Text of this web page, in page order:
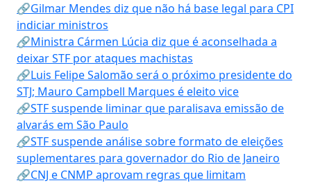
🔗Gilmar Mendes diz que não há base legal para CPI
indiciar ministros
🔗Ministra Cármen Lúcia diz que é aconselhada a
deixar STF por ataques machistas
🔗Luis Felipe Salomão será o próximo presidente do
STJ; Mauro Campbell Marques é eleito vice
🔗STF suspende liminar que paralisava emissão de
alvarás em São Paulo
🔗STF suspende análise sobre formato de eleições
suplementares para governador do Rio de Janeiro
🔗CNJ e CNMP aprovam regras que limitam